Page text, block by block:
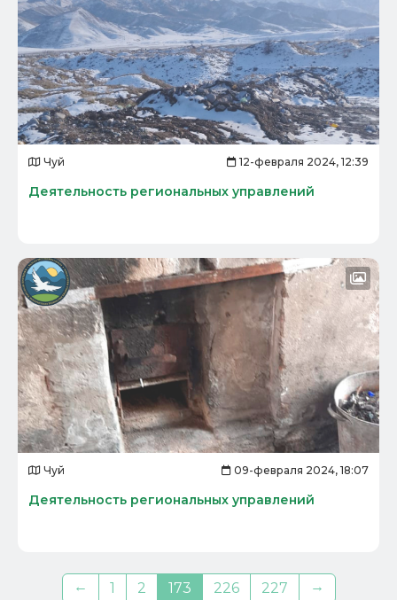
Чуй 12-февраля 2024, 12:39
Деятельность региональных управлений
Чуй 09-февраля 2024, 18:07
Деятельность региональных управлений
← 1 2 173 226 227 →